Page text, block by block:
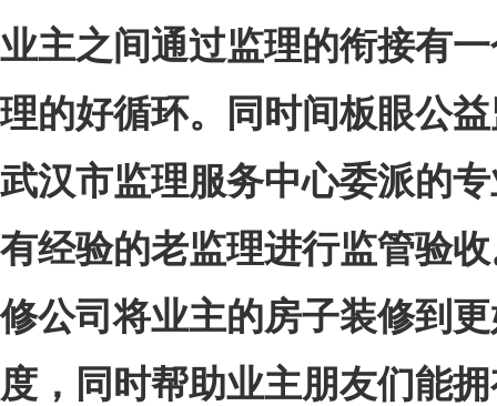
业主之间通过监理的衔接有
理的好循环。同时间板眼公
武汉市监理服务中心委派的
有经验的老监理进行监管验
修公司将业主的房子装修到
度，同时帮助业主朋友们能